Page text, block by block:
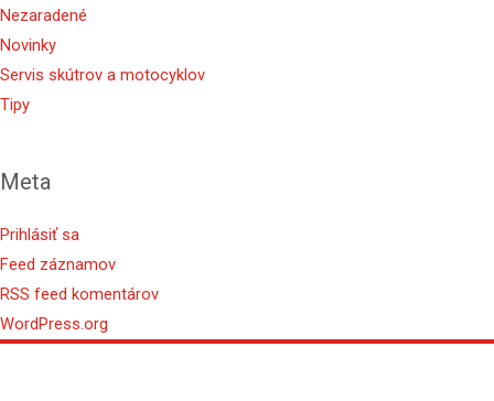
Nezaradené
Novinky
Servis skútrov a motocyklov
Tipy
Meta
Prihlásiť sa
Feed záznamov
RSS feed komentárov
WordPress.org